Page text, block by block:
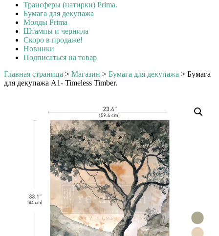
Трансферы (натирки) Prima.
Бумага для декупажа
Молды Prima
Штампы и чернила
Скоро в продаже!
Новинки
Подписаться на товар
Главная страница > Магазин > Бумага для декупажа > Бумага
для декупажа А1- Timeless Timber.